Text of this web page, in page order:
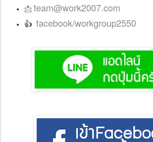
📩team@work2007.com
👍 facebook/workgroup2550